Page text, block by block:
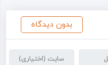
بدون دیدگاه